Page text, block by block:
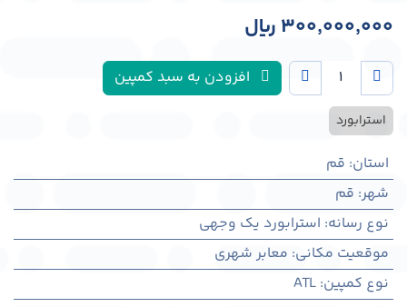
300,000,000 ﷼
افزودن به سبد کمپین
استرابورد
استان: قم
شهر: قم
نوع رسانه: استرابورد یک وجهی
موقعیت مکانی: معابر شهری
نوع کمپین:
ATL